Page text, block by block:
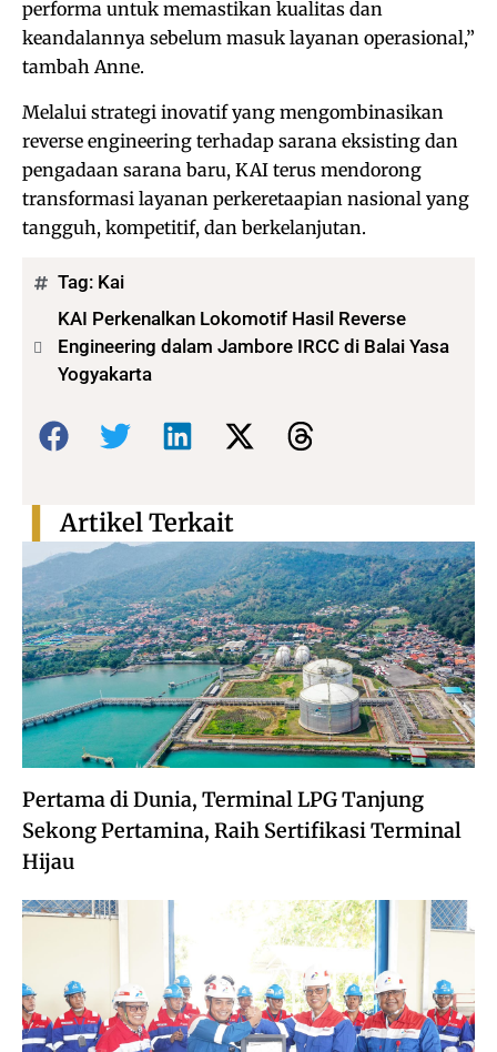
performa untuk memastikan kualitas dan
keandalannya sebelum masuk layanan operasional,”
tambah Anne.
Melalui strategi inovatif yang mengombinasikan
reverse engineering terhadap sarana eksisting dan
pengadaan sarana baru, KAI terus mendorong
transformasi layanan perkeretaapian nasional yang
tangguh, kompetitif, dan berkelanjutan.
Tag: Kai
KAI Perkenalkan Lokomotif Hasil Reverse
Engineering dalam Jambore IRCC di Balai Yasa
Yogyakarta
Bagikan:
Pertama di Dunia, Terminal LPG Tanjung
Sekong Pertamina, Raih Sertifikasi Terminal
Hijau
Artikel Terkait